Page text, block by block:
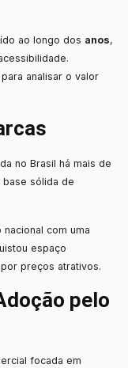
ao longo dos anos,
analisar o valor
no Brasil há mais de
base sólida de
com uma
espaço
preços atrativos.
pelo
focada em